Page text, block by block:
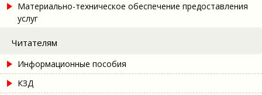
Материально-техническое обеспечение предоставления
услуг
Читателям
Информационные пособия
КЗД